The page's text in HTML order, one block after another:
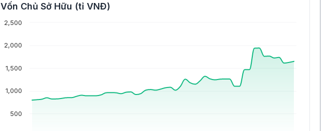
Vốn Chủ Sở Hữu (tỉ VNĐ)
500
1,000
1,500
2,000
2,500